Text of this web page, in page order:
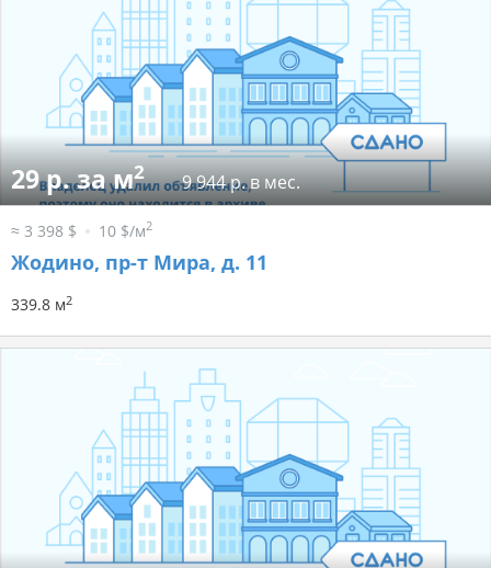
29 р. за м2 9 944 р. в мес.
≈ 3 398 $ 10 $/м2
Жодино, пр-т Мира, д. 11
339.8 м2